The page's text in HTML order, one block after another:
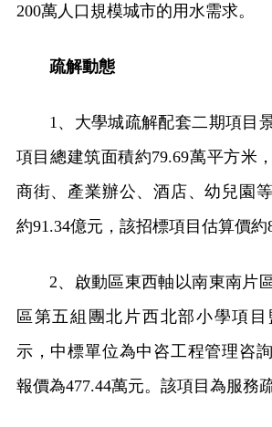
200萬人口規模城市的用水需求。
疏解動態
1、大學城疏解配套二期項目
項目總建筑面積約79.69萬平方米
商街、產業辦公、酒店、幼兒園
約91.34億元，該招標項目估算價約
2、啟動區東西軸以南東南片
區第五組團北片西北部小學項
示，中標單位為中咨工程管理咨
報價為477.44萬元。該項目為服務